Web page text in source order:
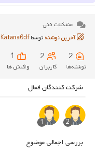
مشکلات فنی
آخرین نوشته توسطKatana6df
2
نوشته‌ها
2
کاربران
1
واکنش ها
شرکت کنندگان فعال
2
1
بررسی اجمالی موضوع